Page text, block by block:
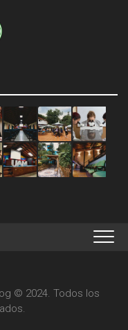
© 2024. Todos los